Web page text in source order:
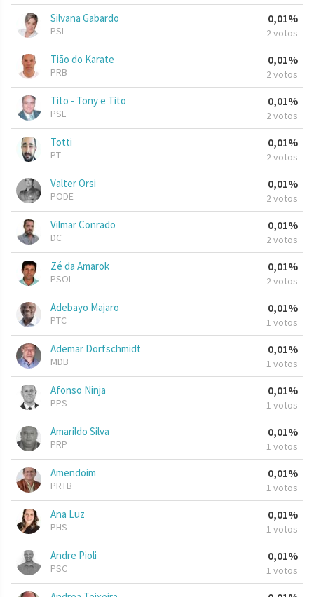
Silvana Gabardo
PSL
0,01%
2 votos
Tião do Karate
PRB
0,01%
2 votos
Tito - Tony e Tito
PSL
0,01%
2 votos
Totti
PT
0,01%
2 votos
Valter Orsi
PODE
0,01%
2 votos
Vilmar Conrado
DC
0,01%
2 votos
Zé da Amarok
PSOL
0,01%
2 votos
Adebayo Majaro
PTC
0,01%
1 votos
Ademar Dorfschmidt
MDB
0,01%
1 votos
Afonso Ninja
PPS
0,01%
1 votos
Amarildo Silva
PRP
0,01%
1 votos
Amendoim
PRTB
0,01%
1 votos
Ana Luz
PHS
0,01%
1 votos
Andre Pioli
PSC
0,01%
1 votos